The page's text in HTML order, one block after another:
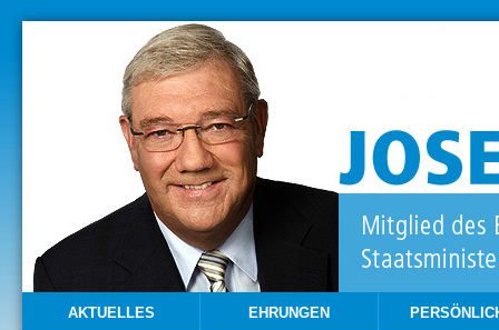
AKTUELLES EHRUNGEN